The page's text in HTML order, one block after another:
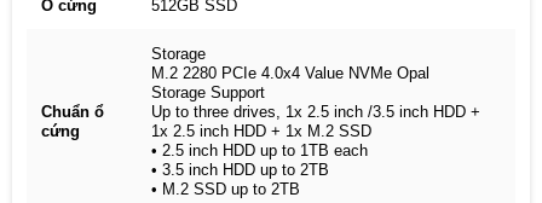
Ổ cứng 512GB SSD
Chuẩn ổ
cứng
Storage
M.2 2280 PCIe 4.0x4 Value NVMe Opal
Storage Support
Up to three drives, 1x 2.5 inch /3.5 inch HDD +
1x 2.5 inch HDD + 1x M.2 SSD
• 2.5 inch HDD up to 1TB each
• 3.5 inch HDD up to 2TB
• M.2 SSD up to 2TB